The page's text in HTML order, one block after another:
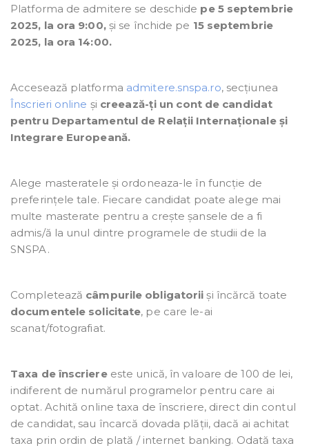
Platforma de admitere se deschide pe 5 septembrie
2025, la ora 9:00,și se închide pe 15 septembrie
2025, la ora 14:00.
Accesează platforma admitere.snspa.ro, secțiunea
Înscrieri online și creează-ți un cont de candidat
pentru Departamentul de Relații Internaționale și
Integrare Europeană.
Alege masteratele și ordoneaza-le în funcție de
preferințele tale. Fiecare candidat poate alege mai
multe masterate pentru a crește șansele de a fi
admis/ă la unul dintre programele de studii de la
SNSPA.
Completează câmpurile obligatorii și încărcă toate
documentele solicitate, pe care le-ai
scanat/fotografiat.
Taxa de înscriereeste unică, în valoare de 100 de lei,
indiferent de numărul programelor pentru care ai
optat. Achită online taxa de înscriere, direct din contul
de candidat, sau încarcă dovada plății, dacă ai achitat
taxa prin ordin de plată / internet banking. Odată taxa